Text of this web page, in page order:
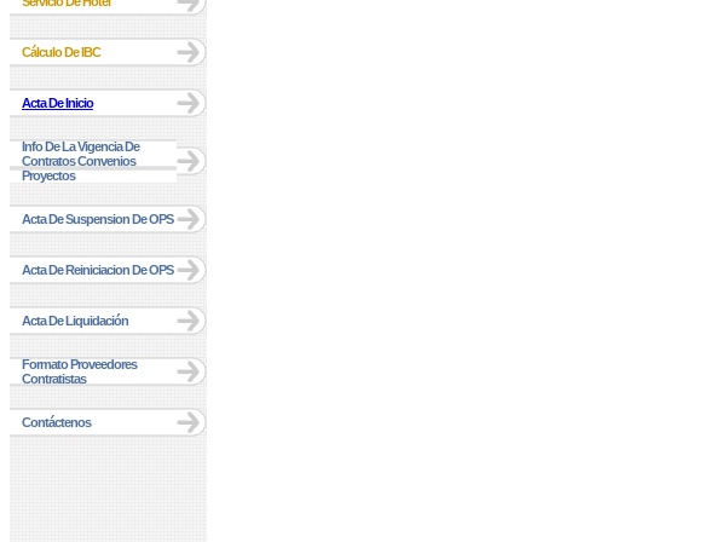
Cálculo De IBC
Acta De Inicio
Info De La Vigencia De
Contratos Convenios
Proyectos
Acta De Suspension De OPS
Acta De Reiniciacion De OPS
Acta De Liquidación
Formato Proveedores
Contratistas
Contáctenos